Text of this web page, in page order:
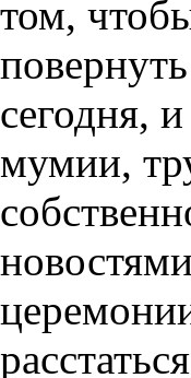
том,
сегодня,
мумии,